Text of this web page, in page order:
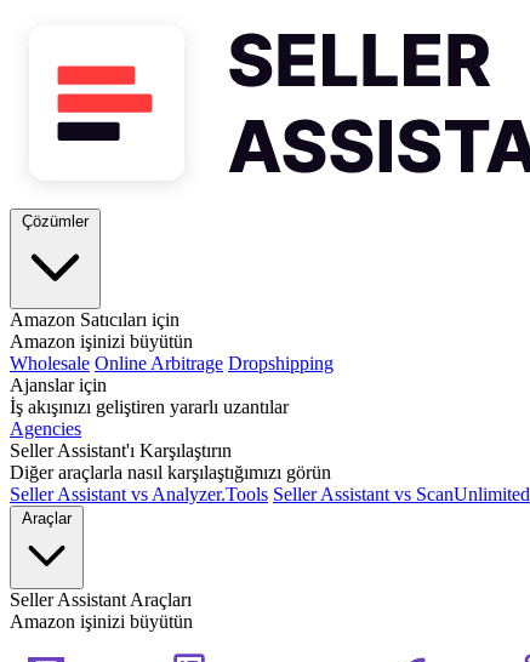
Çözümler
Amazon Satıcıları için
Amazon işinizi büyütün
Wholesale Online Arbitrage Dropshipping
Ajanslar için
İş akışınızı geliştiren yararlı uzantılar
Agencies
Seller Assistant'ı Karşılaştırın
Diğer araçlarla nasıl karşılaştığımızı görün
Seller Assistant vs Analyzer.Tools Seller Assistant vs ScanUnlimited
Araçlar
Seller Assistant Araçları
Amazon işinizi büyütün